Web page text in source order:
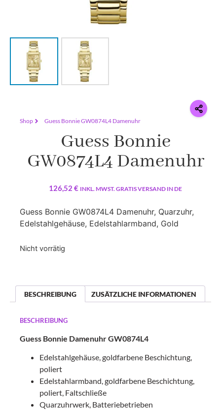
Shop Guess Bonnie GW0874L4 Damenuhr
Guess Bonnie
GW0874L4 Damenuhr
126,52 € INKL. MWST. GRATIS VERSAND IN DE
Guess Bonnie GW0874L4 Damenuhr, Quarzuhr,
Edelstahlgehäuse, Edelstahlarmband, Gold
Nicht vorrätig
BESCHREIBUNG ZUSÄTZLICHE INFORMATIONEN
BESCHREIBUNG
Guess Bonnie Damenuhr GW0874L4
Edelstahlgehäuse, goldfarbene Beschichtung,
poliert
Edelstahlarmband, goldfarbene Beschichtung,
poliert, Faltschließe
Quarzuhrwerk, Batteriebetrieben